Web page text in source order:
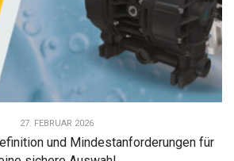
27. FEBRUAR 2026
und Mindestanforderungen für